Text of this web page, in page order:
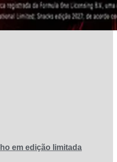
em edição limitada